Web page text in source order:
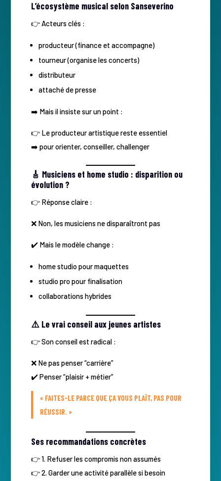
L’écosystème musical selon Sanseverino
👉 Acteurs clés :
producteur (finance et accompagne)
tourneur (organise les concerts)
distributeur
attaché de presse
➡️ Mais il insiste sur un point :
👉 Le producteur artistique reste essentiel
➡️ pour orienter, conseiller, challenger
🎸 Musiciens et home studio : disparition ou
évolution ?
👉 Réponse claire :
❌ Non, les musiciens ne disparaîtront pas
✔️ Mais le modèle change :
home studio pour maquettes
studio pro pour finalisation
collaborations hybrides
⚠️ Le vrai conseil aux jeunes artistes
👉 Son conseil est radical :
❌ Ne pas penser “carrière”
✔️ Penser “plaisir + métier”
« FAITES-LE PARCE QUE ÇA VOUS PLAÎT, PAS POUR
RÉUSSIR. »
Ses recommandations concrètes
👉 1. Refuser les compromis non assumés
👉 2. Garder une activité parallèle si besoin